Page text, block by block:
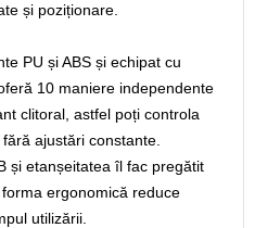
și poziționare.
PU și ABS și echipat cu
10 maniere independente
clitoral, astfel poți controla
ajustări constante.
și etanșeitatea îl fac pregătit
ergonomică reduce
utilizării.